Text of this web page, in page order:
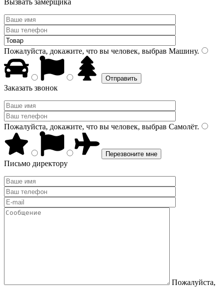
Вызвать замерщика
Пожалуйста, докажите, что вы человек, выбрав Машину.
Заказать звонок
Пожалуйста, докажите, что вы человек, выбрав Самолёт.
Письмо директору
Пожалуйста,